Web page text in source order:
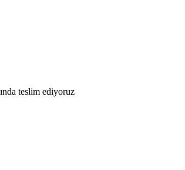
teslim ediyoruz